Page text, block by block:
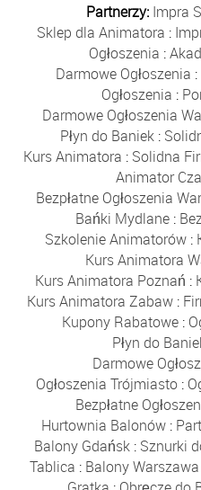
Partnerzy: Impra
Sklep dla Animatora :
Ogłoszenia :
Darmowe Ogłoszenia :
Ogłoszenia :
Darmowe Ogłoszenia
Płyn do Baniek:
Kurs Animatora : Solidna
Animator
Bezpłatne Ogłoszenia
Bańki Mydlane:
Szkolenie Animatorów:
Kurs Animatora
Kurs Animatora Poznań :
Kurs Animatora Zabaw :
Kupony Rabatowe :
Płyn do
Darmowe
Ogłoszenia Trójmiasto :
Bezpłatne
Hurtownia Balonów :
Balony Gdańsk : Sznurki
Tablica : Balony Warszawa